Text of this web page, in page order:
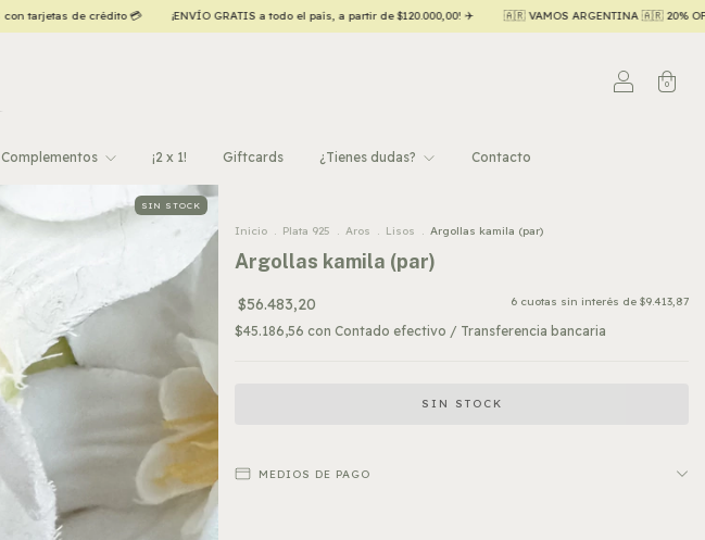
¡ENVÍO GRATIS a todo el país, a partir de $120.000,00! ✈️ 🇦🇷 VAMOS ARGENTINA 🇦🇷 20% OFF contado efectivo/
0
Complementos ¡2 x 1! Giftcards ¿Tienes dudas? Contacto
SIN STOCK
Inicio . Plata 925 . Aros . Lisos . Argollas kamila (par)
Argollas kamila (par)
$56.483,20 6 cuotas sin interés de $9.413,87
$45.186,56 con Contado efectivo / Transferencia bancaria
MEDIOS DE PAGO